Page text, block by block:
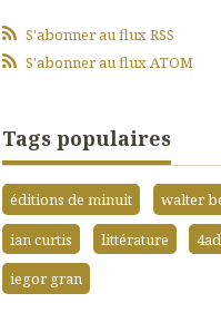
S'abonner au flux RSS
S'abonner au flux ATOM
Tags populaires
éditions de minuit walter
ian curtis
littérature 4ad
iegor gran